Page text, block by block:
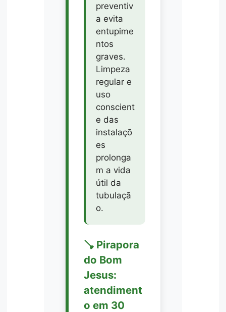
preventiv
a evita
entupime
ntos
graves.
Limpeza
regular e
uso
conscient
e das
instalaçõ
es
prolonga
m a vida
útil da
tubulaçã
o.
🪠 Pirapora
do Bom
Jesus:
atendiment
o em 30